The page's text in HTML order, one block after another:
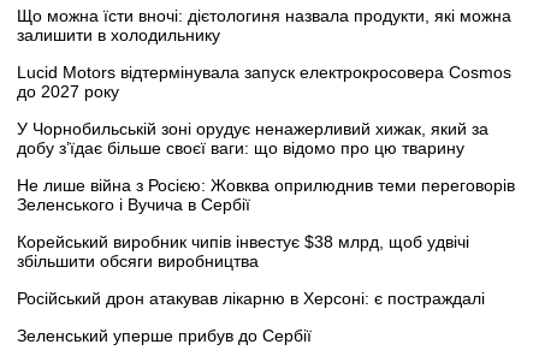
Що можна їсти вночі: дієтологиня назвала продукти, які можна
залишити в холодильнику
Lucid Motors відтермінувала запуск електрокросовера Cosmos
до 2027 року
У Чорнобильській зоні орудує ненажерливий хижак, який за
добу з’їдає більше своєї ваги: що відомо про цю тварину
Не лише війна з Росією: Жовква оприлюднив теми переговорів
Зеленського і Вучича в Сербії
Корейський виробник чипів інвестує $38 млрд, щоб удвічі
збільшити обсяги виробництва
Російський дрон атакував лікарню в Херсоні: є постраждалі
Зеленський уперше прибув до Сербії